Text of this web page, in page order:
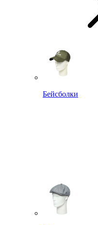
Бейсболки